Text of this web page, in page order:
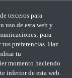
terceros para
uso de esta web y
para
preferencias. Haz
tu
momento haciendo
inferior de esta web.